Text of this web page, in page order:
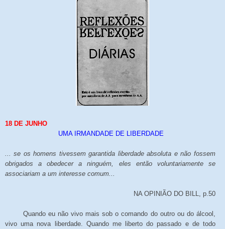
18 DE JUNHO
UMA IRMANDADE DE LIBERDADE
... se os homens tivessem garantida liberdade absoluta e não fossem
obrigados a obedecer a ninguém, eles então voluntariamente se
associariam a um interesse comum...
NA OPINIÃO DO BILL, p.50
Quando eu não vivo mais sob o comando do outro ou do álcool,
vivo uma nova liberdade. Quando me liberto do passado e de todo